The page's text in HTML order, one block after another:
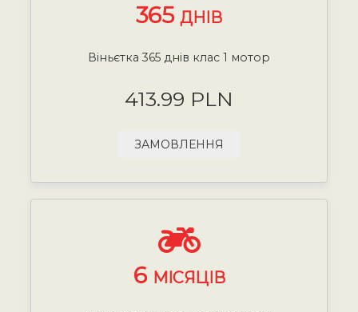
365 ДНІВ
Віньєтка 365 днів клас 1 мотор
413.99 PLN
ЗАМОВЛЕННЯ
6 МІСЯЦІВ